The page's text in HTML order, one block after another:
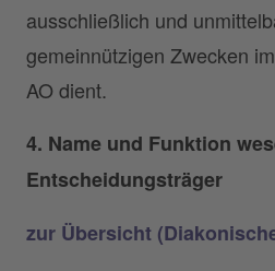
ausschließlich und
gemeinnützigen Zwecken
AO dient.
4. Name und Funktion
Entscheidungsträger
zur Übersicht